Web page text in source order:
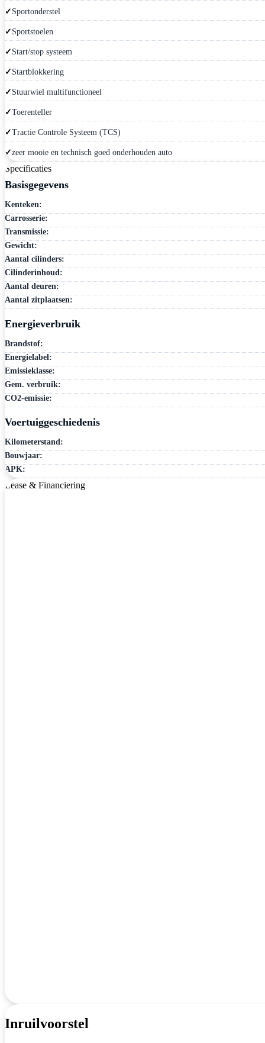
Sportonderstel
Sportstoelen
Start/stop systeem
Startblokkering
Stuurwiel multifunctioneel
Toerenteller
Tractie Controle Systeem (TCS)
zeer mooie en technisch goed onderhouden auto
Specificaties
Basisgegevens
Kenteken:
Carrosserie:
Transmissie:
Gewicht:
Aantal cilinders:
Cilinderinhoud:
Aantal deuren:
Aantal zitplaatsen:
Energieverbruik
Brandstof:
Energielabel:
Emissieklasse:
Gem. verbruik:
CO2-emissie:
Voertuiggeschiedenis
Kilometerstand:
Bouwjaar:
APK:
Lease & Financiering
Inruilvoorstel